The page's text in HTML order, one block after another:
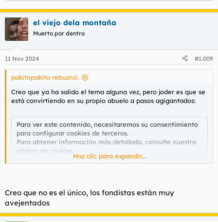
el viejo dela montaña
Muerto por dentro
11 Nov 2024 #1.009
pakitopakito rebuznó:
Creo que ya ha salido el tema alguna vez, pero joder es que se
está convirtiendo en su propio abuelo a pasos agigantados:
Para ver este contenido, necesitaremos su consentimiento
para configurar cookies de terceros.
Para obtener información más detallada, consulte nuestra
página de cookies
Aceptar cookies de terceros
Haz clic para expandir...
Creo que no es el único, los fondistas están muy
avejentados